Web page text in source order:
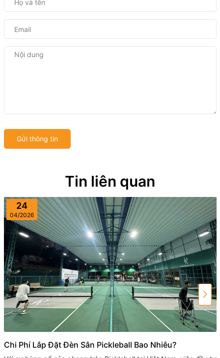
Gửi thông tin
Tin liên quan
24
04/2026
Chi Phí Lắp Đặt Đèn Sân Pickleball Bao Nhiêu?